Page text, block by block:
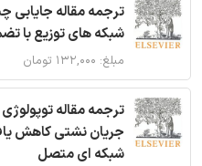
شبکه های توزیع با
مبلغ: ۱۳۲,۰۰۰ تومان
ترجمه مقاله
جریان نشتی کاهش
شبکه ای متصل